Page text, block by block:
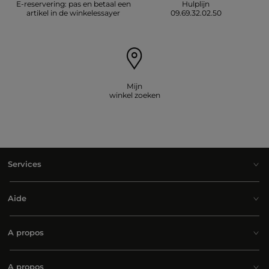
E-reservering: pas en betaal een
artikel in de winkelessayer
Hulplijn
09.69.32.02.50
Mijn
winkel zoeken
Services
Aide
A propos
A propos